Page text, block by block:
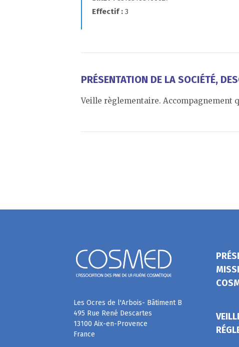
Effectif
3
PRÉSENTATION DE LA SOCIÉTÉ,
Veille règlementaire. Accompagnement
Les Ocres de l'Arbois- Bâtiment B
495 Rue René Descartes
13100 Aix-en-Provence
France